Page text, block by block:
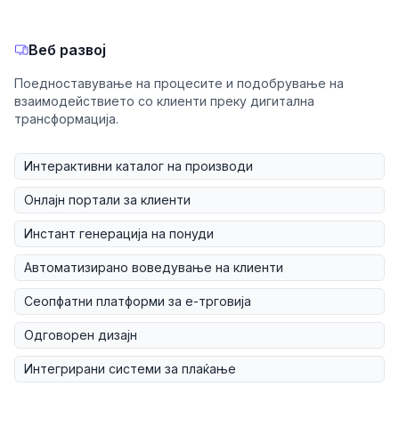
Веб развој
Поедноставување на процесите и подобрување на
взаимодействието со клиенти преку дигитална
трансформација.
Интерактивни каталог на производи
Онлајн портали за клиенти
Инстант генерација на понуди
Автоматизирано воведување на клиенти
Сеопфатни платформи за е-трговија
Одговорен дизајн
Интегрирани системи за плаќање